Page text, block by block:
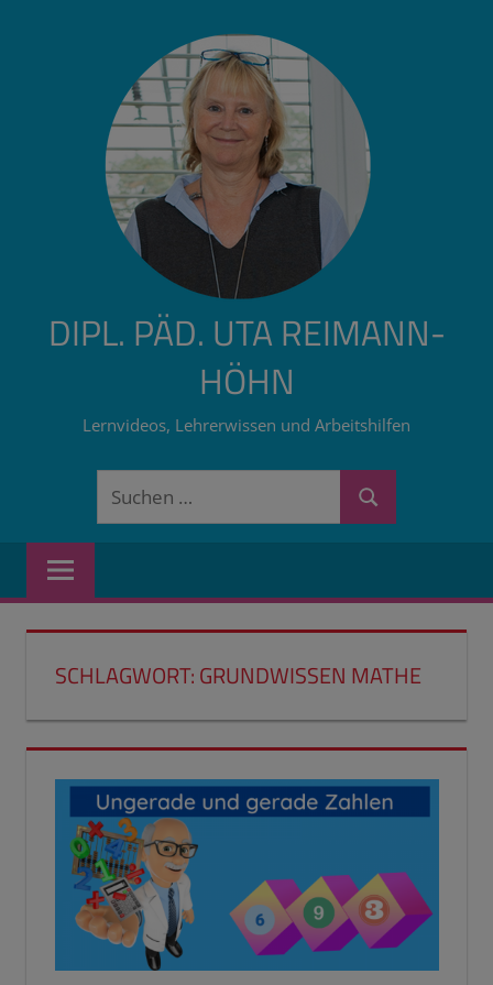
DIPL. PÄD. UTA REIMANN-
HÖHN
Lernvideos, Lehrerwissen und Arbeitshilfen
Suchen
Suchen
SCHLAGWORT:GRUNDWISSEN MATHE